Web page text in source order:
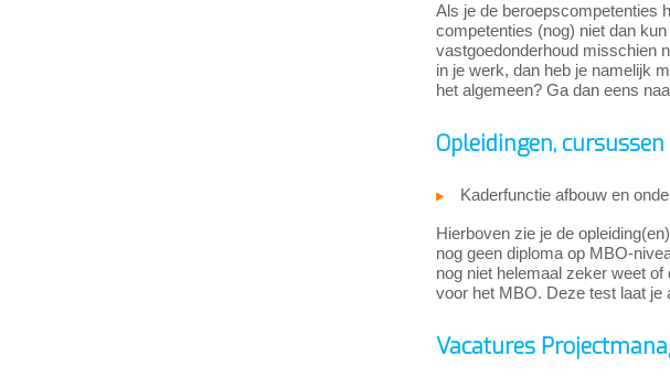
Als je de beroepscompetenties
competenties (nog) niet dan
vastgoedonderhoud misschien
in je werk, dan heb je namelijk
het algemeen? Ga dan eens
Opleidingen,
Kaderfunctie afbouw en
Hierboven zie je de
nog geen diploma op MBO-
nog niet helemaal zeker weet
voor het MBO. Deze test laat je
Vacatures